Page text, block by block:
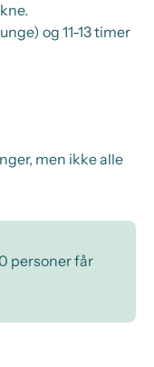
og 11-13 timer
men ikke alle
personer får